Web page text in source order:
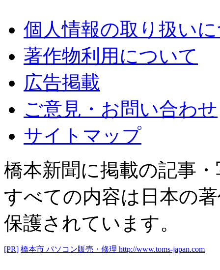
個人情報の取り扱い
著作物利用について
広告掲載
ご意見・お問い合わせ
サイトマップ
橋本新聞に掲載の記事
すべての内容は日本の
保護されています。
[PR] 橋本市 パソコン販売・修理 http://www.toms-japan.com